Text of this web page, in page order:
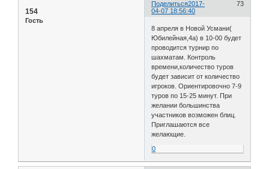
Поделиться 73
2017-
04-07 18:56:40
154
Гость
8 апреля в Новой Усмани(
Юбилейная,4а) в 10-00 будет
проводится турнир по
шахматам. Контроль
времени,количество туров
будет зависит от количество
игроков. Ориентировочно 7-9
туров по 15-25 минут. При
желании большинства
участников возможен блиц.
Приглашаются все
желающие.
0